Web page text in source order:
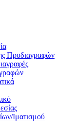
Προδιαγραφών
Ιματισμού